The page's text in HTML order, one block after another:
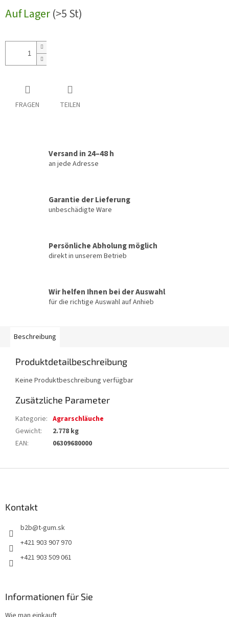
Auf Lager(>5 St)
FRAGEN TEILEN
Versand in 24–48 h
an jede Adresse
Garantie der Lieferung
unbeschädigte Ware
Persönliche Abholung möglich
direkt in unserem Betrieb
Wir helfen Ihnen bei der Auswahl
für die richtige Auswahl auf Anhieb
Beschreibung
Produktdetailbeschreibung
Keine Produktbeschreibung verfügbar
Zusätzliche Parameter
Kategorie: Agrarschläuche
Gewicht:
2.778 kg
EAN: 06309680000
Kontakt
b2b@t-gum.sk
+421 903 907 970
+421 903 509 061
Informationen für Sie